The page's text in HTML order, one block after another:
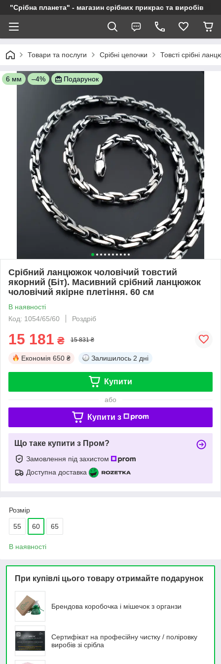
"Срібна планета" - магазин срібних прикрас та виробів
Товари та послуги Срібні цепочки Товсті срібні
6 мм –4% Подарунок
Срібний ланцюжок чоловічий товстий
якорний (Біт). Масивний срібний ланцюжок
чоловічий якірне плетіння. 60 см
В наявності
Код: 1054/65/60
Роздріб
15 181 ₴ 15 831 ₴
Економія 650 ₴ Залишилось 2 дні
Купити
або
Купити з
Що таке купити з Пром?
Замовлення під захистом
Доступна доставка
Розмір
55 60 65
В наявності
При купівлі цього товару отримайте подарунок
Брендова коробочка і мішечок з органзи
Сертифікат на професійну чистку / поліровку
виробів зі срібла